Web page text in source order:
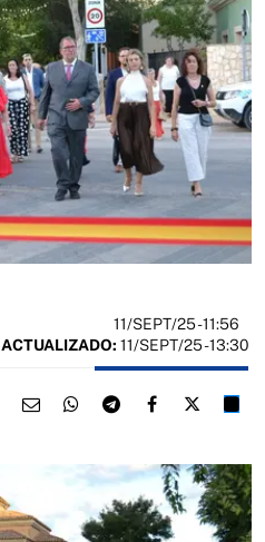
11/SEPT/25- 11:56
ACTUALIZADO: 11/SEPT/25 - 13:30